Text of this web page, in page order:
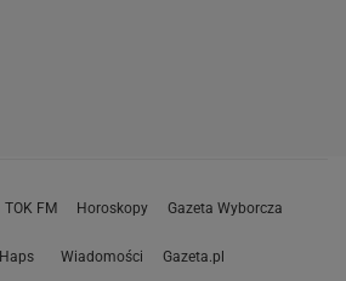
TOK FM Horoskopy Gazeta Wyborcza
Haps Wiadomości Gazeta.pl